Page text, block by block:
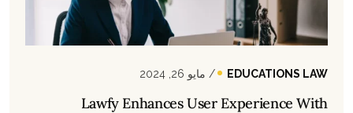
EDUCATIONS LAW / مايو 26, 2024
Lawfy Enhances User Experience With